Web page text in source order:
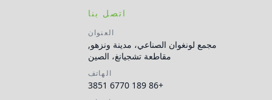
اتصل بنا
العنوان
مجمع لونغوان الصناعي، مدينة ونزهو,
مقاطعة تشجيانغ، الصين
الهاتف
+86 189 6770 3851